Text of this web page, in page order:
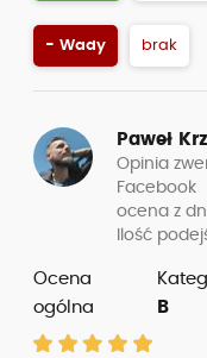
- Wady brak
Paweł
Opinia
Facebook
ocena z
Ilość
Ocena
ogólna
B